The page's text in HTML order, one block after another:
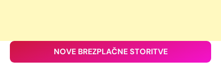
NOVE BREZPLAČNE STORITVE